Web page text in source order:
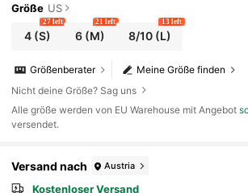
Größe US
4 (S)
27 left
6 (M)
21 left
8/10(L)
13 left
Meine Größe finden
Größenberater
Nicht deine Größe? Sag uns
Alle größe werden von EU Warehouse mit Angebot
versendet.
Versand nach Austria
Kostenloser Versand